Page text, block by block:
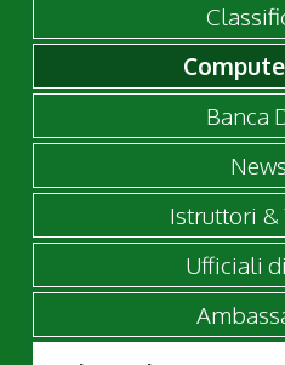
Banca
News
Istruttori &
Ufficiali